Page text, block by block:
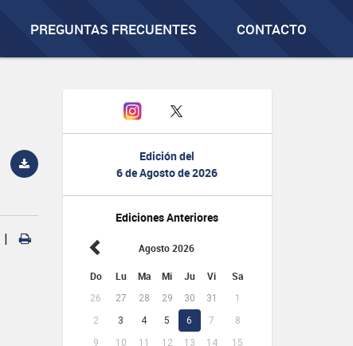
PREGUNTAS FRECUENTES CONTACTO
Edición del
6 de Agosto de 2026
Ediciones Anteriores
Agosto 2026
Do Lu Ma Mi Ju Vi Sa
26 27 28 29 30 31
1
2
3 4 5 6 7
8
9
10 11 12 13 14
15
|